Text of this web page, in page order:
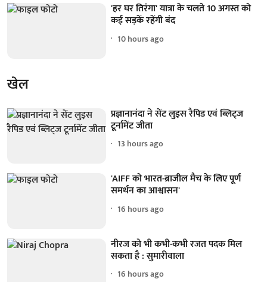
'हर घर तिरंगा' यात्रा के चलते 10 अगस्त को
कई सड़कें रहेंगी बंद
10 hours ago
खेल
प्रज्ञानानंदा ने सेंट लुइस रैपिड एवं ब्लिट्ज
टूर्नामेंट जीता
13 hours ago
'AIFF को भारत-ब्राजील मैच के लिए पूर्ण
समर्थन का आश्वासन'
16 hours ago
नीरज को भी कभी-कभी रजत पदक मिल
सकता है : सुमारीवाला
16 hours ago